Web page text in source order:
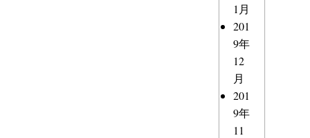
1月
201
9年
12
月
201
9年
11